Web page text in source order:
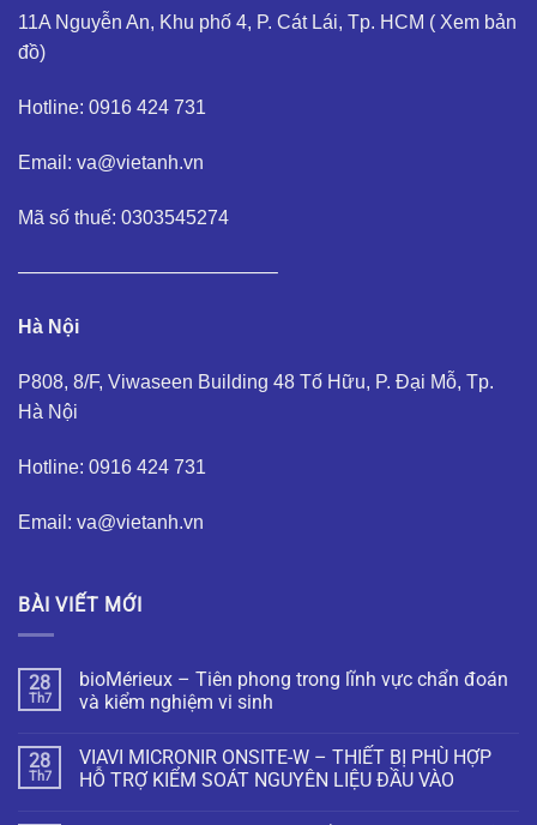
11A Nguyễn An, Khu phố 4, P. Cát Lái, Tp. HCM ( Xem bản
đồ)
Hotline: 0916 424 731
Email: va@vietanh.vn
Mã số thuế: 0303545274
—————————————–
Hà Nội
P808, 8/F, Viwaseen Building 48 Tố Hữu, P. Đại Mỗ, Tp.
Hà Nội
Hotline: 0916 424 731
Email: va@vietanh.vn
BÀI VIẾT MỚI
28
Th7
bioMérieux – Tiên phong trong lĩnh vực chẩn đoán
và kiểm nghiệm vi sinh
28
Th7
VIAVI MICRONIR ONSITE-W – THIẾT BỊ PHÙ HỢP
HỖ TRỢ KIỂM SOÁT NGUYÊN LIỆU ĐẦU VÀO